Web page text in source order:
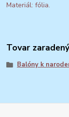
Materiál: fólia.
Tovar
Balóny k